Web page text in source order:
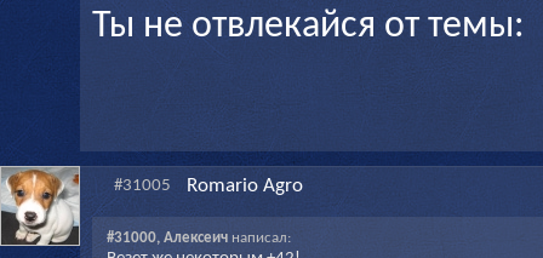
Ты не отвлекайся от темы:
#31005 Romario Agro
#31000, Алексеичнаписал: